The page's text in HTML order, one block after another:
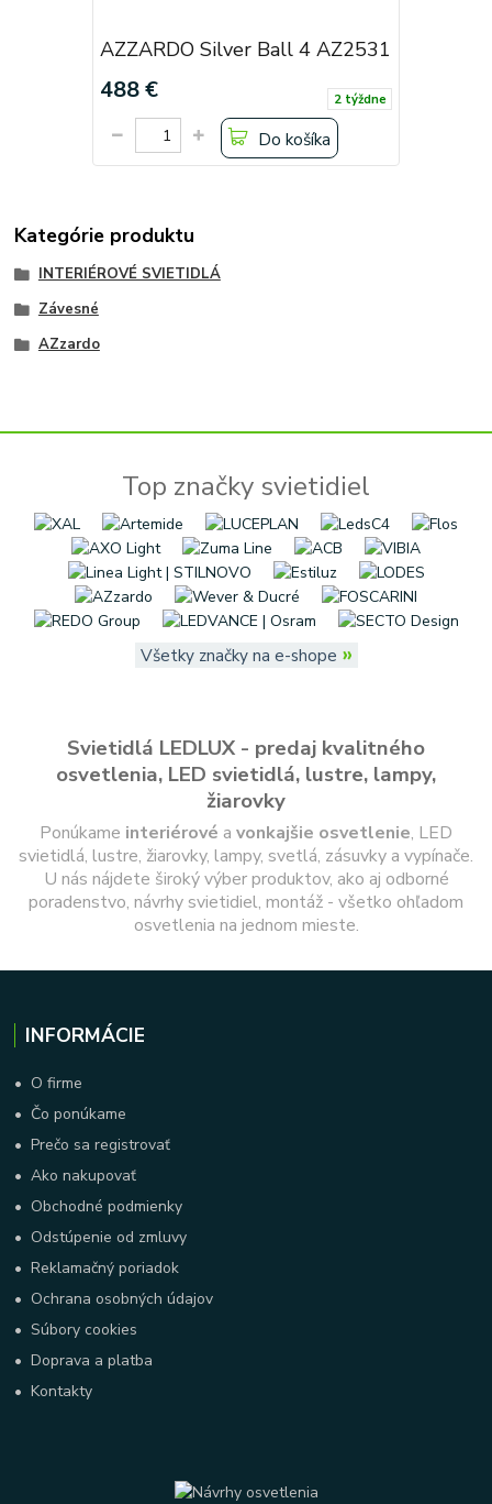
AZZARDO Silver Ball 4 AZ2531
488 € 2 týždne
Do košíka
Kategórie produktu
INTERIÉROVÉ SVIETIDLÁ
Závesné
AZzardo
Top značky svietidiel
Všetky značky na e-shope »
Svietidlá LEDLUX - predaj kvalitného
osvetlenia, LED svietidlá, lustre, lampy,
žiarovky
Ponúkame interiérové a vonkajšie osvetlenie, LED
svietidlá, lustre, žiarovky, lampy, svetlá, zásuvky a vypínače.
U nás nájdete široký výber produktov, ako aj odborné
poradenstvo, návrhy svietidiel, montáž - všetko ohľadom
osvetlenia na jednom mieste.
INFORMÁCIE
• O firme
• Čo ponúkame
•Prečo sa registrovať
•Ako nakupovať
• Obchodné podmienky
• Odstúpenie od zmluvy
•Reklamačný poriadok
• Ochrana osobných údajov
•Súbory cookies
•Doprava a platba
•Kontakty